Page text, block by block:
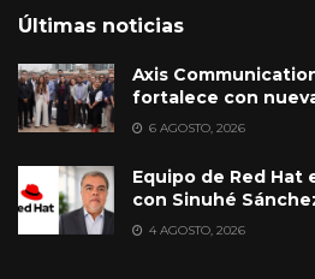
Últimas noticias
Axis
fortalece con
6 AGOSTO, 2026
Equipo de Red Hat
con Sinuhé
4 AGOSTO, 2026